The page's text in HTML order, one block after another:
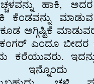
ಹಾಕಿ,
ಕೆಂಡವನ್ನು
ಕೂಡ ಅಗ್ಗಿಷ್ಟಿಕೆ
ಕಂಗರ್ ಎಂದೂ ಬೀದರ
ಕರೆಯುವರು.
ಇನ್ನೊಂದು